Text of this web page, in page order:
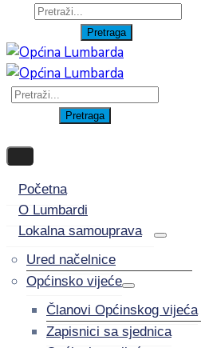
Početna
O Lumbardi
Lokalna samouprava
Ured načelnice
Općinsko vijeće
Članovi Općinskog vijeća
Zapisnici sa sjednica